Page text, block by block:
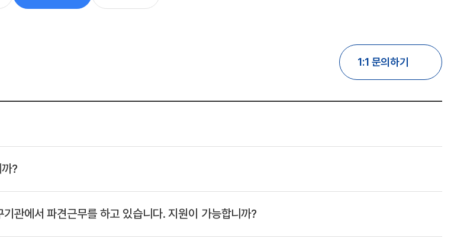
1:1 문의하기
?
관에서 파견근무를 하고 있습니다. 지원이 가능합니까?